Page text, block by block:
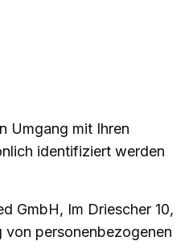
Umgang mit Ihren
identifiziert werden
GmbH, Im Driescher 10,
personenbezogenen